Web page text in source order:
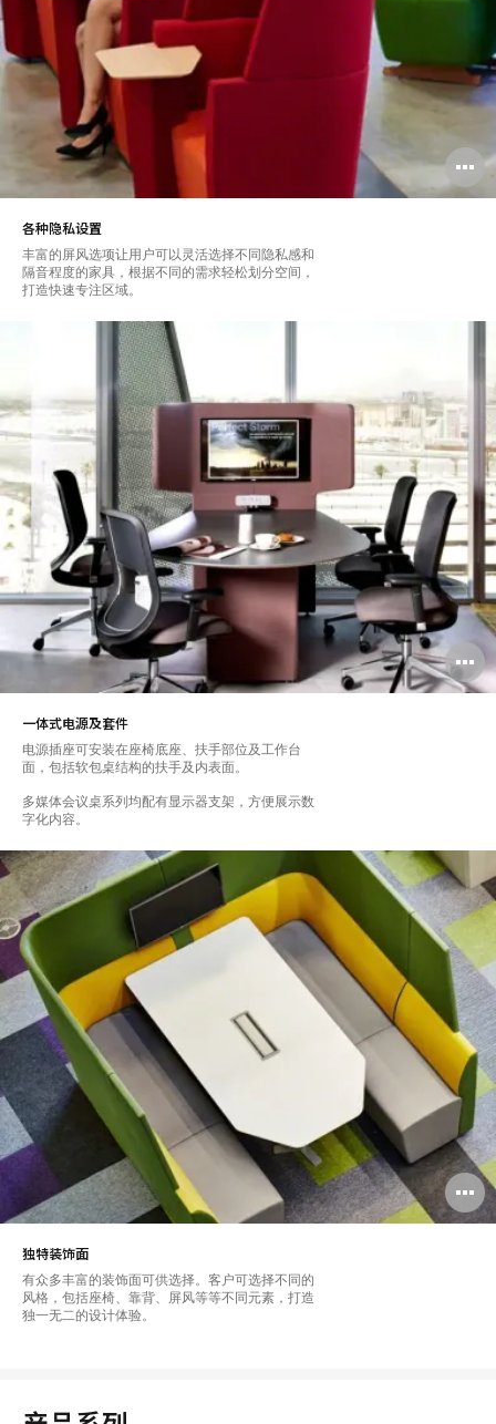
各种隐私设置
丰富的屏风选项让用户可以灵活选择不同隐私感和
隔音程度的家具，根据不同的需求轻松划分空间，
打造快速专注区域。
一体式电源及套件
电源插座可安装在座椅底座、扶手部位及工作台
面，包括软包桌结构的扶手及内表面。
多媒体会议桌系列均配有显示器支架，方便展示数
字化内容。
独特装饰面
有众多丰富的装饰面可供选择。客户可选择不同的
风格，包括座椅、靠背、屏风等等不同元素，打造
独一无二的设计体验。